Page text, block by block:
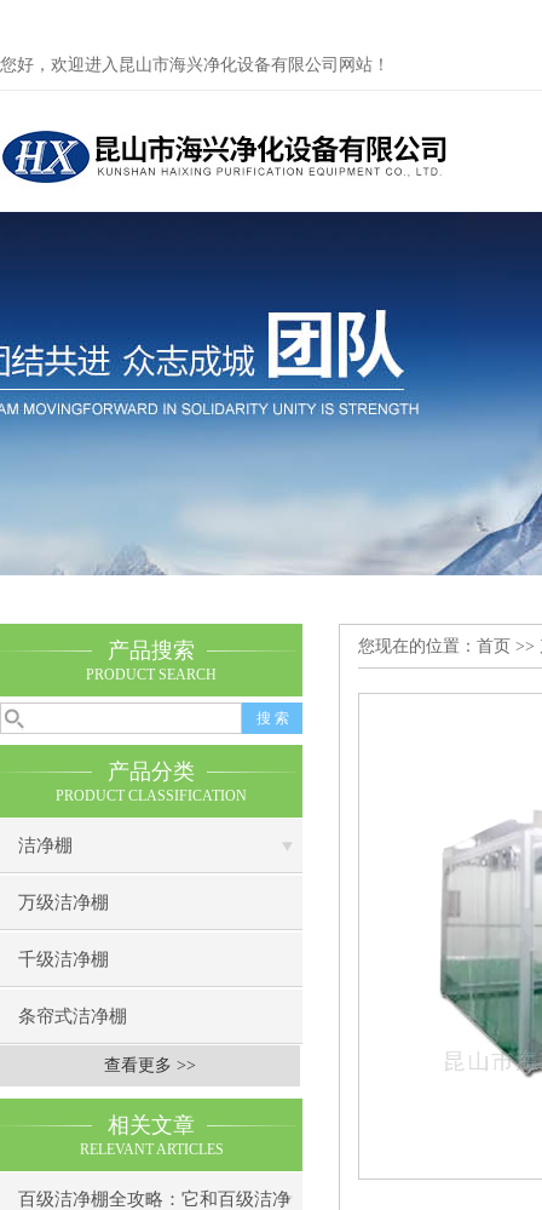
您好，欢迎进入昆山市海兴净化设备有限公司网站！
产品搜索
PRODUCT SEARCH
产品分类
PRODUCT CLASSIFICATION
洁净棚
万级洁净棚
千级洁净棚
条帘式洁净棚
查看更多 >>
相关文章
RELEVANT ARTICLES
百级洁净棚全攻略：它和百级洁净
您现在的位置： 首页 >>